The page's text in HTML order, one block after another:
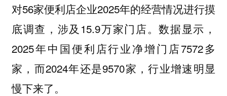
对56家便利店企业2025年的经营情况进行摸
底调查，涉及15.9万家门店。数据显示，
2025年中国便利店行业净增门店7572多
家，而2024年还是9570家，行业增速明显
慢下来了。